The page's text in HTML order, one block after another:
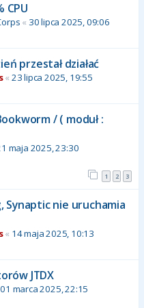
CPU
« 30 lipca 2025, 09:06
przestał działać
« 23 lipca 2025, 19:55
/ ( moduł :
maja 2025, 23:30
1 2 3
Synaptic nie uruchamia
« 14 maja 2025, 10:13
JTDX
01 marca 2025, 22:15